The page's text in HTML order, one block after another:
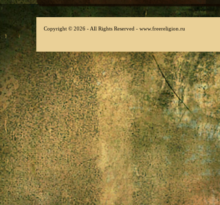
Copyright © 2026 - All Rights Reserved - www.freereligion.ru